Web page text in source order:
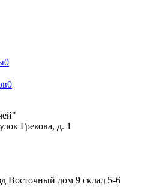
0
0
Грекова, д. 1
Восточный дом 9 склад 5-6